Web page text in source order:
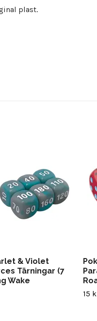
plast.
& Violet
Tärningar (7
Wake
15